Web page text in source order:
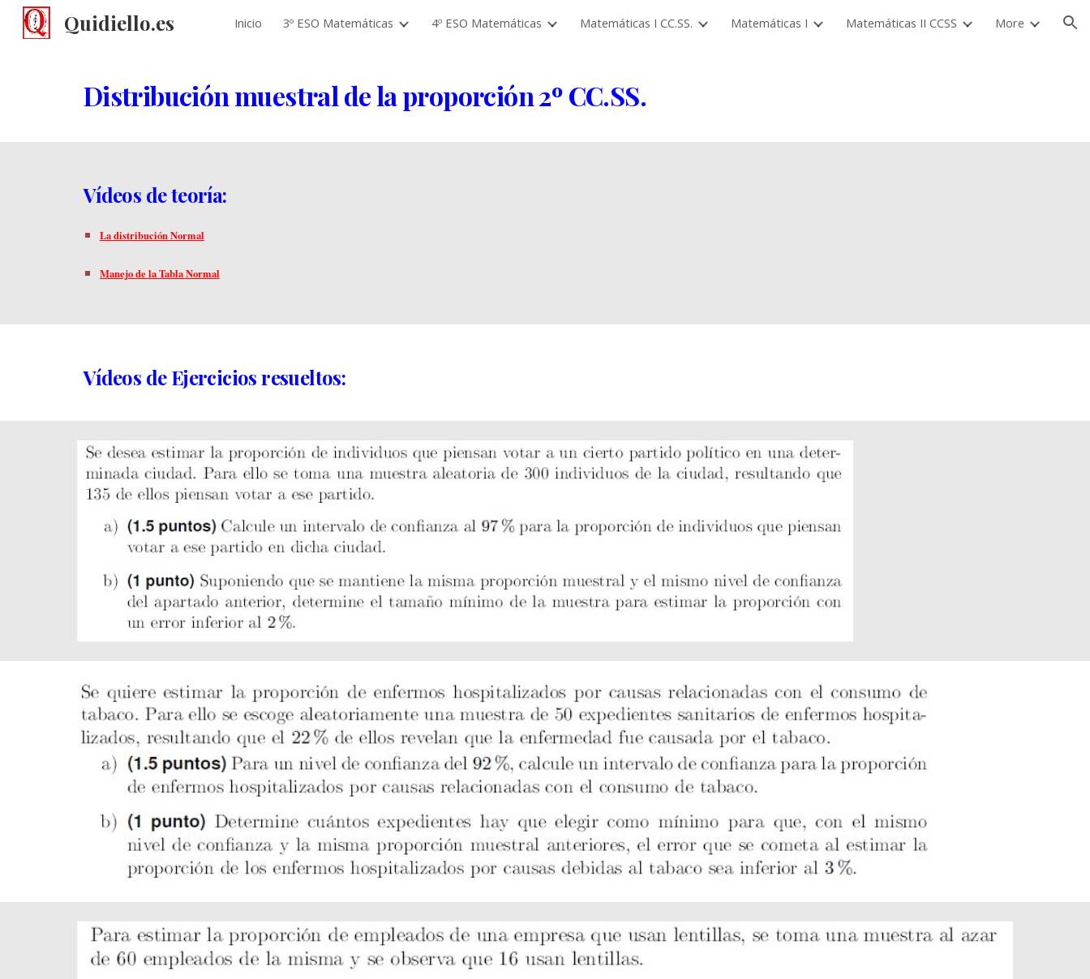
Skip to main content Skip to navigation
Quidiello.es Inicio 3º ESO Matemáticas 4º ESO Matemáticas Matemáticas I CC.SS. Matemáticas I Matemáticas II CCSS More
Distribución muestral de laproporción2ºCC.SS.
Vídeos de teoría:
La distribución Normal
Manejo de la Tabla Normal
Vídeos de Ejercicios resueltos: